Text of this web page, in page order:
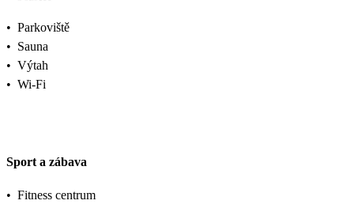
• Parkoviště
• Sauna
• Výtah
• Wi-Fi
Sport a zábava
• Fitness centrum